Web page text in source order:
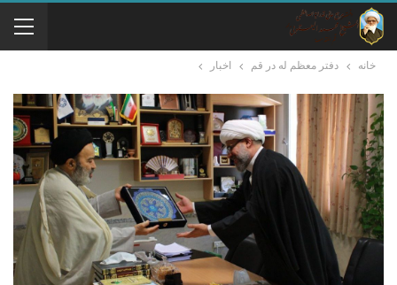
خانه دفتر معظم له در قم اخبار